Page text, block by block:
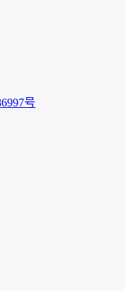
号